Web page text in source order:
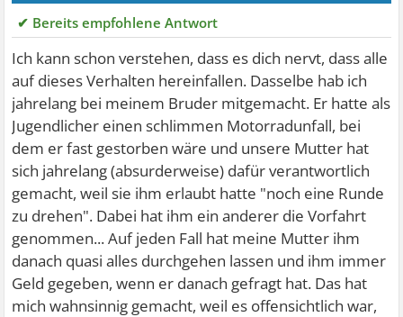
✔ Bereits empfohlene Antwort
Ich kann schon verstehen, dass es dich nervt, dass alle
auf dieses Verhalten hereinfallen. Dasselbe hab ich
jahrelang bei meinem Bruder mitgemacht. Er hatte als
Jugendlicher einen schlimmen Motorradunfall, bei
dem er fast gestorben wäre und unsere Mutter hat
sich jahrelang (absurderweise) dafür verantwortlich
gemacht, weil sie ihm erlaubt hatte "noch eine Runde
zu drehen". Dabei hat ihm ein anderer die Vorfahrt
genommen... Auf jeden Fall hat meine Mutter ihm
danach quasi alles durchgehen lassen und ihm immer
Geld gegeben, wenn er danach gefragt hat. Das hat
mich wahnsinnig gemacht, weil es offensichtlich war,